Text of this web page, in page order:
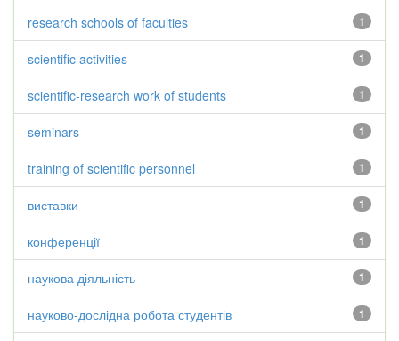
1
research schools of faculties
1
scientific activities
1
scientific-research work of students
1
seminars
1
training of scientific personnel
1
виставки
1
конференції
1
наукова діяльність
1
науково-дослідна робота студентів